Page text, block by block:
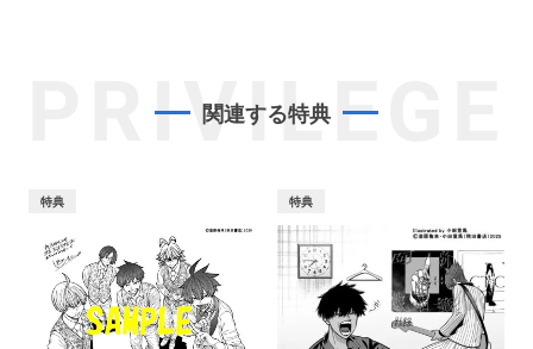
PRIVILEGE
関連する特典
特典 特典